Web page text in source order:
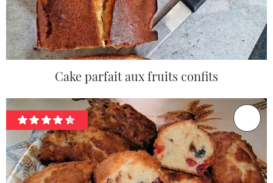
Cake parfait aux fruits confits